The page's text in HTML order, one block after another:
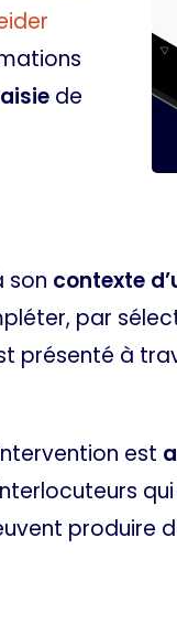
de
son contexte
par
présenté à
est
produire